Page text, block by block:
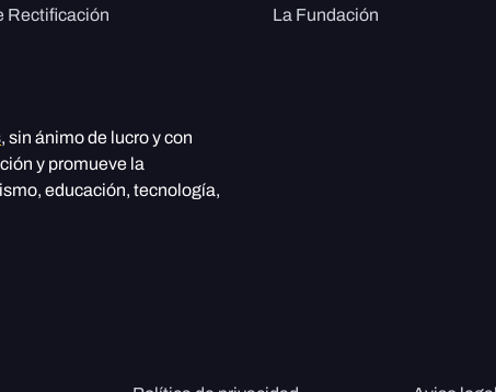
Rectificación
La Fundación
, sin ánimo de lucro y con
y promueve la
educación, tecnología,